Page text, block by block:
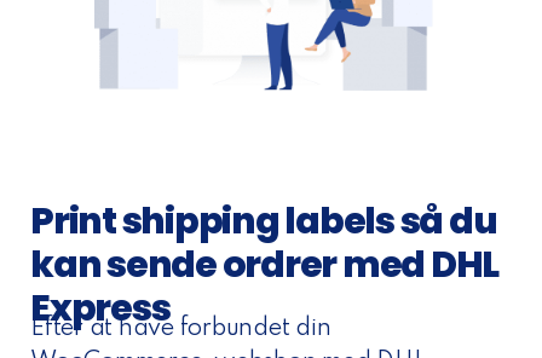
Print shipping labels så du
kan sende ordrer med DHL
Express
Efter at have forbundet din